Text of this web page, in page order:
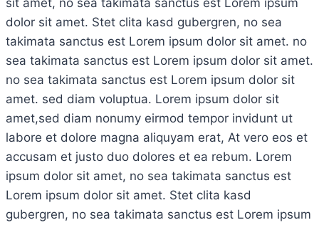
dolor sit amet. Stet clita kasd gubergren, no sea
takimata sanctus est Lorem ipsum dolor sit amet. no
sea takimata sanctus est Lorem ipsum dolor sit amet.
no sea takimata sanctus est Lorem ipsum dolor sit
amet. sed diam voluptua. Lorem ipsum dolor sit
amet,sed diam nonumy eirmod tempor invidunt ut
labore et dolore magna aliquyam erat, At vero eos et
accusam et justo duo dolores et ea rebum. Lorem
ipsum dolor sit amet, no sea takimata sanctus est
Lorem ipsum dolor sit amet. Stet clita kasd
gubergren, no sea takimata sanctus est Lorem ipsum